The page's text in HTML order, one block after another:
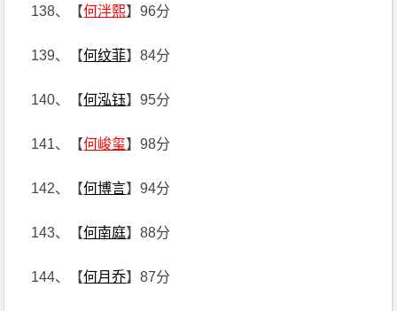
138、【何泮熙】96分
139、【何纹菲】84分
140、【何泓钰】95分
141、【何峻玺】98分
142、【何博言】94分
143、【何南庭】88分
144、【何月乔】87分